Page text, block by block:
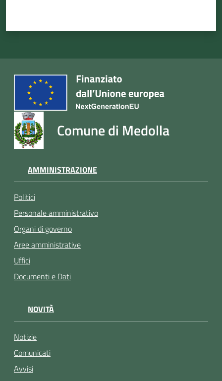
Comune di Medolla
AMMINISTRAZIONE
Politici
Personale amministrativo
Organi di governo
Aree amministrative
Uffici
Documenti e Dati
NOVITÀ
Notizie
Comunicati
Avvisi